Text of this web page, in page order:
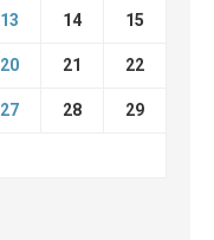
13 14 15
20 21 22
27 28 29